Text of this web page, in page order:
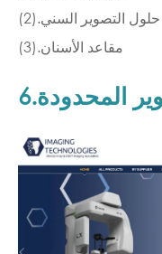
(2).حلول التصوير السني
(3).مقاعد الأسنان
المحدودة